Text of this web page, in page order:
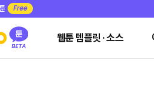
웹툰 템플릿 · 소스